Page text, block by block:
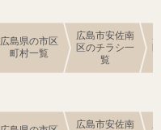
広島県の市区
町村一覧
広島市安佐南
区のチラシ一
覧
広島市安佐南